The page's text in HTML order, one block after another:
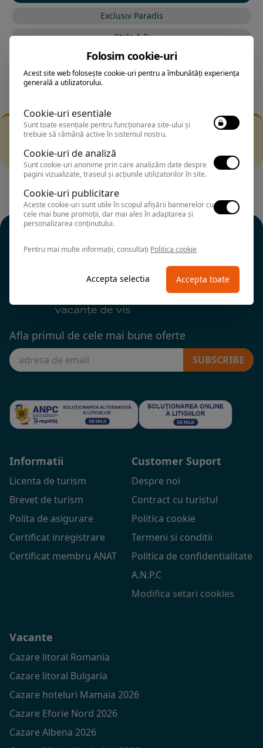
Exclusiv Paradis
Stele 1-5
Stele 5-1
Filtrarea nu a returnat niciun rezultat
alte fitre.
Afla primul de cele mai bune oferte
SUBSCRIBE
Informatii
Licenta de turism
Brevet de turism
Polita de asigurare
Certificat inregistrare
Certificat membru ANAT
Customer Suport
Despre noi
Contract cu turistul
Politica cookie
Termeni si conditii
Politica de confidentialitate
A.N.P.C
Modifica setari cookies
Vacante
Cazare litoral Romania
Cazare litoral Bulgaria
Cazare hoteluri Mamaia 2026
Cazare Eforie Nord 2026
Cazare Albena 2026
Folosim cookie-uri
Acest site web folosește cookie-uri pentru a îmbunătăți experiența
generală a utilizatorului.
Cookie-uri esentiale
Sunt toate esențiale pentru funcționarea site-ului și
trebuie să rămână active în sistemul nostru.
Cookie-uri de analiză
Sunt cookie-uri anonime prin care analizăm date despre
pagini vizualizate, traseul și acțiunile utilizatorilor în site.
Cookie-uri publicitare
Aceste cookie-uri sunt utile în scopul afișării bannerelor cu
cele mai bune promoții, dar mai ales în adaptarea și
personalizarea conținutului.
Pentru mai multe informații, consultați Politica cookie
Accepta selectia Accepta toate